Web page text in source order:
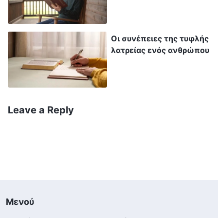
είναι δυνατόν να επιπλήττεις τους άλλους γι’
αυτό; Το να επιπλήττεις απλώς τους
ανθρώπους χωρίς καμία συναναστροφή
σχετικά με την αλήθεια δεν πρόκειται να λύσει
τίποτα». Ήθελα πραγματικά να αναφερθώ ξανά
στα θέματά της, αλλά βλέποντας την
έπαιρνε πολύ καλά. Σκέφτηκα: «Μόλις
πράγματα για μένα στην εκκλησία. Έπειτα, αν
Οι συνέπειες της τυφλής
λατρείας ενός ανθρώπου
Leave a Reply
Μενού